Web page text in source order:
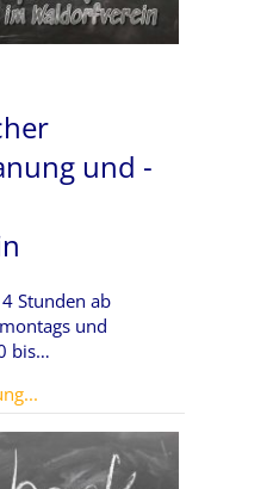
und -
Stunden ab
und
bis…